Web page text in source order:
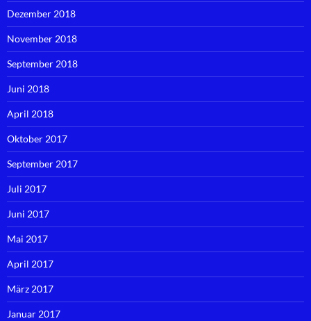
Dezember 2018
November 2018
September 2018
Juni 2018
April 2018
Oktober 2017
September 2017
Juli 2017
Juni 2017
Mai 2017
April 2017
März 2017
Januar 2017